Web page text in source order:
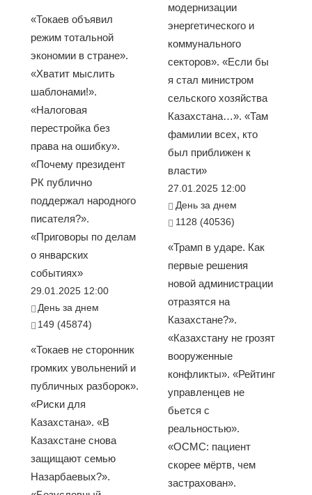
«Токаев объявил
режим тотальной
экономии в стране».
«Хватит мыслить
шаблонами!».
«Налоговая
перестройка без
права на ошибку».
«Почему президент
РК публично
поддержал народного
писателя?».
«Приговоры по делам
о январских
событиях»
29.01.2025 12:00
День за днем
149 (45874)
«Токаев не сторонник
громких увольнений и
публичных разборок».
«Риски для
Казахстана». «В
Казахстане снова
защищают семью
Назарбаевых?».
модернизации
энергетического и
коммунального
секторов». «Если бы
я стал министром
сельского хозяйства
Казахстана…». «Там
фамилии всех, кто
был приближен к
власти»
27.01.2025 12:00
День за днем
1128 (40536)
«Трамп в ударе. Как
первые решения
новой администрации
отразятся на
Казахстане?».
«Казахстану не грозят
вооруженные
конфликты». «Рейтинг
управленцев не
бьется с
реальностью».
«ОСМС: пациент
скорее мёртв, чем
застрахован».